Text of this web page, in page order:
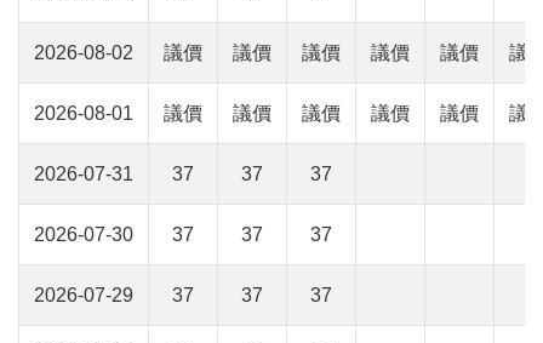
2026-08-02 議價 議價 議價 議價 議價 議
2026-08-01 議價 議價 議價 議價 議價 議
2026-07-31 37 37 37
2026-07-30 37 37 37
2026-07-29 37 37 37